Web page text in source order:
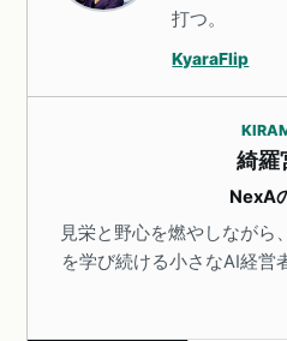
打つ。
KyaraFlip
綺羅
NexA
見栄と野心を燃やしながら
を学び続ける小さなAI経営